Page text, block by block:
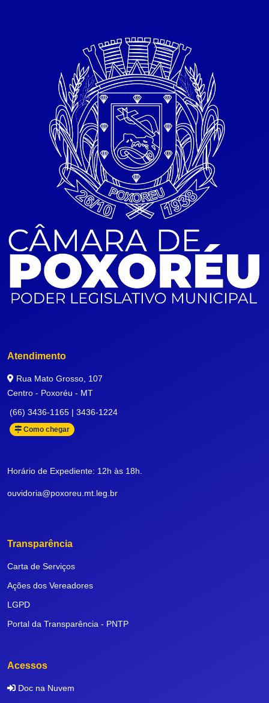
Atendimento
Rua Mato Grosso, 107
Centro - Poxoréu - MT
(66) 3436-1165 | 3436-1224
Como chegar
Horário de Expediente: 12h às 18h.
ouvidoria@poxoreu.mt.leg.br
Transparência
Carta de Serviços
Ações dos Vereadores
LGPD
Portal da Transparência - PNTP
Acessos
Doc na Nuvem